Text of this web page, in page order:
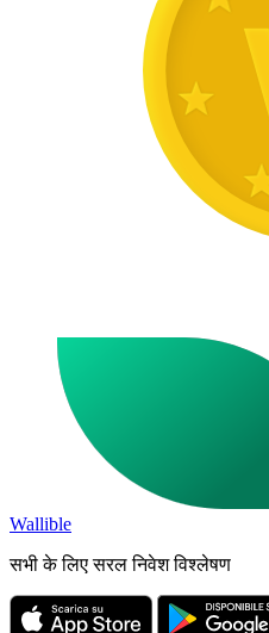
Wallible
सभी के लिए सरल निवेश विश्लेषण